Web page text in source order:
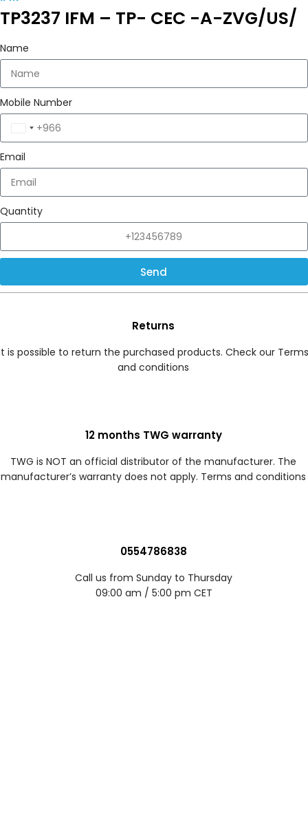
TP3237 IFM – TP- CEC -A-ZVG/US/
Name
Mobile Number
Saudi
Arabia
+966
Email
Quantity
Send
Returns
is possible to return the purchased products. Check our Terms
and conditions
12 months TWG warranty
TWG is NOT an official distributor of the manufacturer. The
manufacturer’s warranty does not apply. Terms and conditions
0554786838
Call us from Sunday to Thursday
09:00 am / 5:00 pm CET